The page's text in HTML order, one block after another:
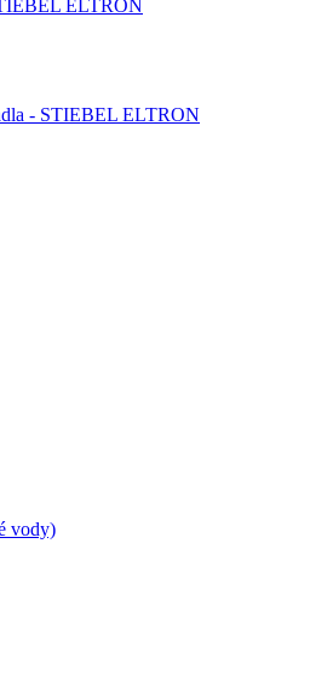
ELTRON
- STIEBEL ELTRON
vody)